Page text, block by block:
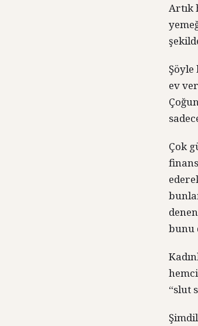
Artık
ev
Çok
bunu
“slut